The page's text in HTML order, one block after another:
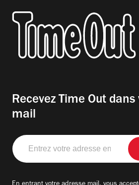
Recevez Time Out
mail
Entrez
votre
adresse